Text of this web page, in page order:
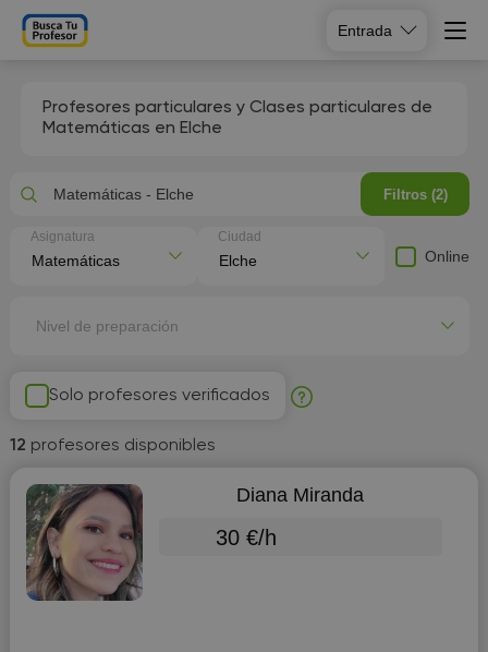
Entrada
Profesores particulares y Clases particulares de
Matemáticas en Elche
Solo profesores verificados
12 profesores disponibles
Diana Miranda
30 €/h
Matemáticas - Elche Filtros (2)
Asignatura Ciudad
Online
Nivel de preparación